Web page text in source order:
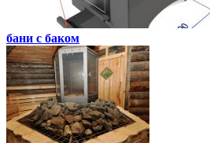
бани с баком